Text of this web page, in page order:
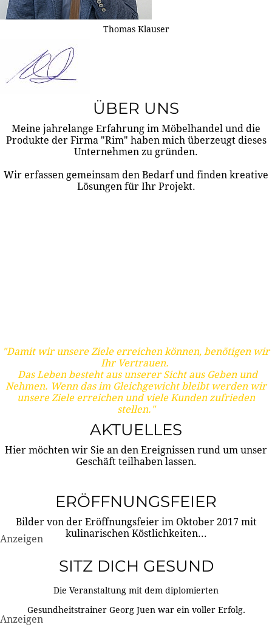
Thomas Klauser
ÜBER UNS
Meine jahrelange Erfahrung im Möbelhandel und die
Produkte der Firma "Rim" haben mich überzeugt dieses
Unternehmen zu gründen.
Wir erfassen gemeinsam den Bedarf und finden kreative
Lösungen für Ihr Projekt.
"Damit wir unsere Ziele erreichen können, benötigen wir
Ihr Vertrauen.
Das Leben besteht aus unserer Sicht aus Geben und
Nehmen. Wenn das im Gleichgewicht bleibt werden wir
unsere Ziele erreichen und viele Kunden zufrieden
stellen."
AKTUELLES
Hier möchten wir Sie an den Ereignissen rund um unser
Geschäft teilhaben lassen.
ERÖFFNUNGSFEIER
Bilder von der Eröffnungsfeier im Oktober 2017 mit
kulinarischen Köstlichkeiten...
Anzeigen
SITZ DICH GESUND
Die Veranstaltung mit dem diplomierten
Gesundheitstrainer Georg Juen war ein voller Erfolg.
Anzeigen